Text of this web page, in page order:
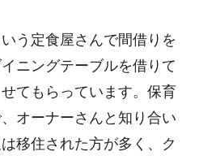
う定食屋さんで間借りを
ニングテーブルを借りて
てもらっています。保育
オーナーさんと知り合い
移住された方が多く、ク